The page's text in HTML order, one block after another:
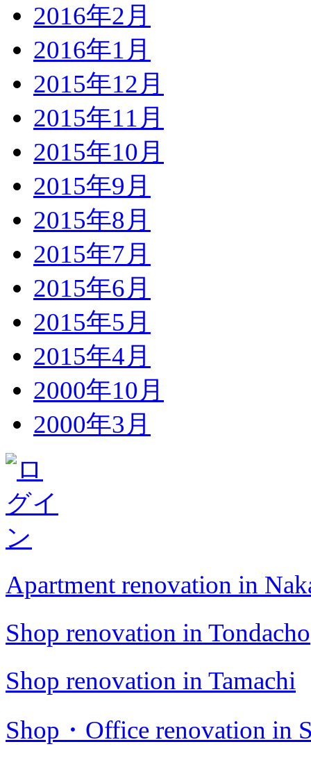
2016年2月
2016年1月
2015年12月
2015年11月
2015年10月
2015年9月
2015年8月
2015年7月
2015年6月
2015年5月
2015年4月
2000年10月
2000年3月
Apartment renovation in
Shop renovation in Tondacho
Shop renovation in Tamachi
Shop・Office renovation in